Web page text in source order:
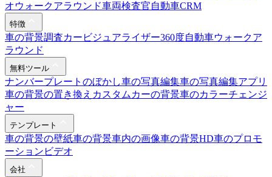
オウォークアラウンド車両検査官自動車CRM
特徴
車の背景調査カービジュアライザー360度自動車ウォークア
ラウンド
無料ツール
ナンバープレートのぼかし車の写真編集車の写真編集アプリ
車の背景の置き換え カスタムカーの背景車のカラーチェンジ
ャー
テンプレート
車の背景の壁紙車の背景車内の画像車の背景HD車のプロモ
ーションビデオ
会社